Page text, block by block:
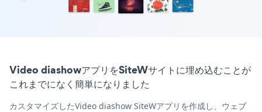
Video diashowアプリをSiteWサイトに埋め込むことが
これまでになく簡単になりました
カスタマイズしたVideo diashow SiteWアプリを作成し、ウェブ